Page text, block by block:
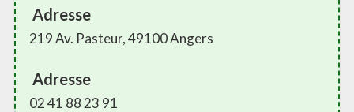
Adresse
219 Av. Pasteur, 49100 Angers
Adresse
02 41 88 23 91